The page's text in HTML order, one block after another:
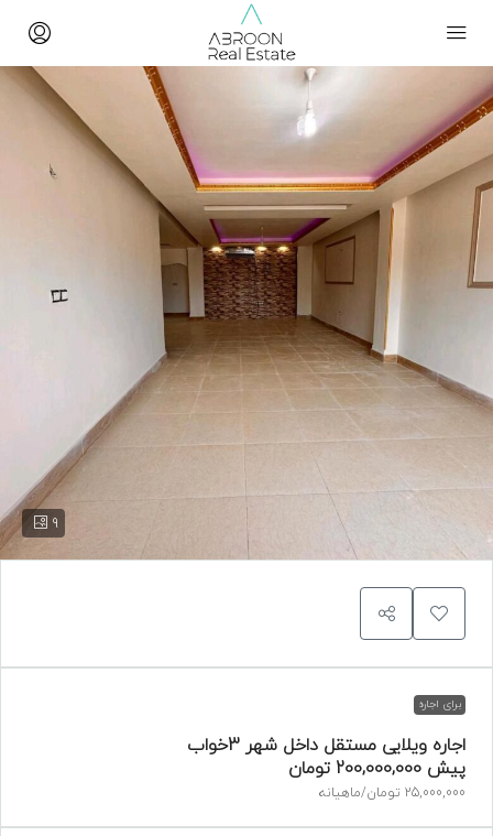
9
برای اجاره
اجاره ویلایی مستقل داخل شهر 3خواب
پیش 200,000,000 تومان
25,000,000 تومان /ماهیانه